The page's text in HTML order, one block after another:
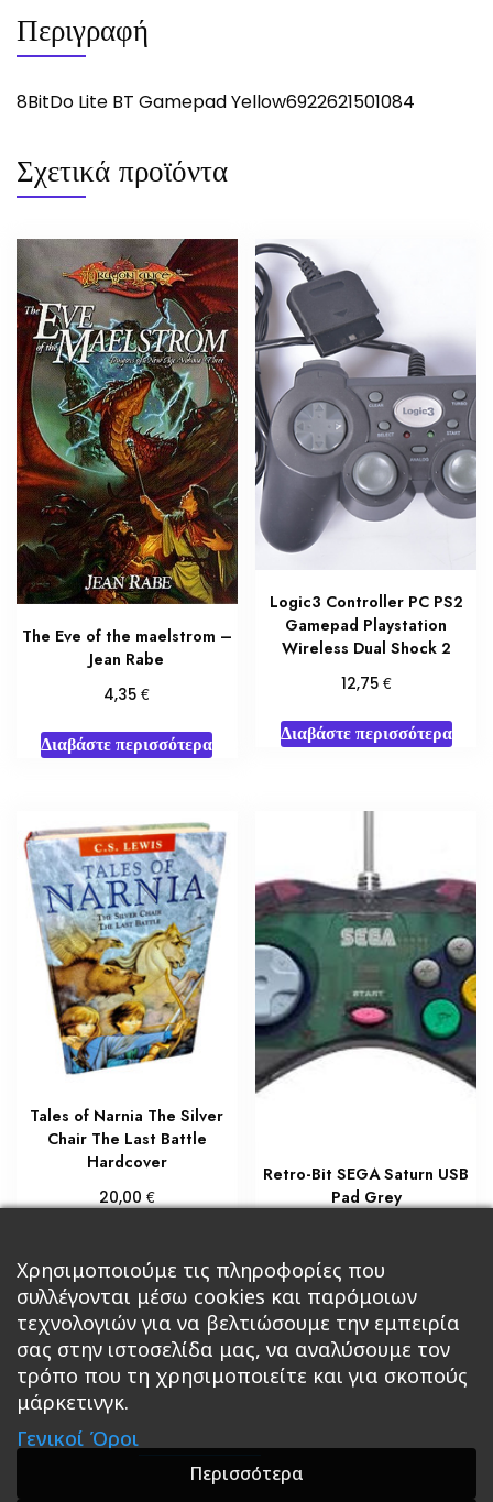
Περιγραφή
8BitDo Lite BT Gamepad Yellow6922621501084
Σχετικά προϊόντα
The Eve of the maelstrom –
Jean Rabe
4,35€
Διαβάστε περισσότερα
Logic3 Controller PC PS2
Gamepad Playstation
Wireless Dual Shock 2
12,75 €
Διαβάστε περισσότερα
Tales of Narnia The Silver
Chair The Last Battle
Hardcover
20,00 €
Retro-Bit SEGA Saturn USB
Pad Grey
Διαβάστε περισσότερα
Κεντρική Βιβλία
Roleplaying Games Ψυχαγωγία Εκδόσεις Βάρδος
Σε Προσφορά
Χρησιμοποιούμε τις πληροφορίες που
συλλέγονται μέσω cookies και παρόμοιων
τεχνολογιών για να βελτιώσουμε την εμπειρία
σας στην ιστοσελίδα μας, να αναλύσουμε τον
τρόπο που τη χρησιμοποιείτε και για σκοπούς
μάρκετινγκ.
Γενικοί Όροι
Περισσότερα